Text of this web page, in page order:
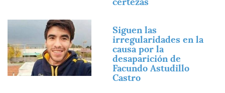
Siguen las
irregularidades en la
causa por la
desaparición de
Facundo Astudillo
Castro